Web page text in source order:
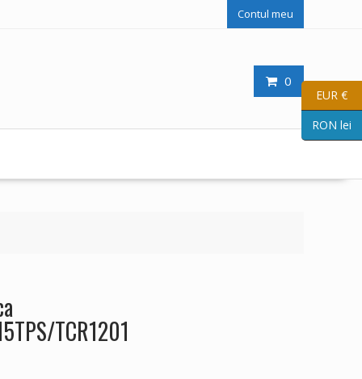
Contul meu
0
TCR1201
EUR €
RON lei